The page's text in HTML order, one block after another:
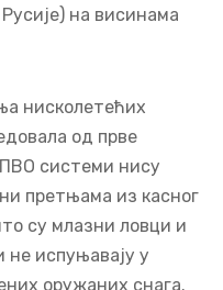
на висинама
нисколетећих
од прве
системи нису
претњама из касног
су млазни ловци и
не испуњавају у
оружаних снага.